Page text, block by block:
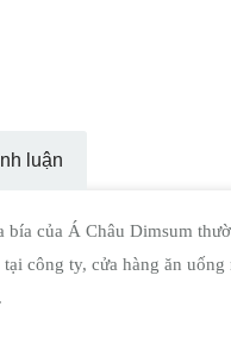
luận
bía của Á Châu Dimsum
công ty, cửa hàng ăn